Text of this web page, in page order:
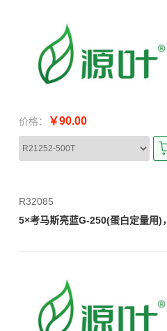
价格： ￥90.00
R32085
5×考马斯亮蓝G-250(蛋白定量用)，